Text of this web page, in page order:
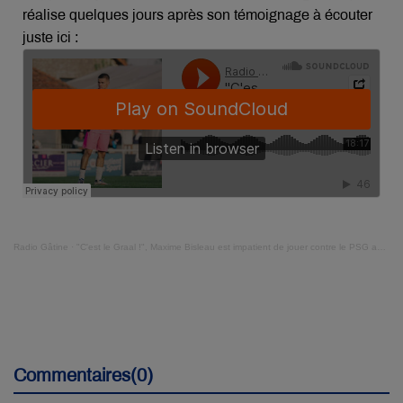
réalise quelques jours après son témoignage à écouter
juste ici :
Radio Gâtine "C'est le Graal !", Maxime Bisleau est impatient de jouer contre le PSG avec son équipe, Vendée Fontenay Foot
Commentaires(0)